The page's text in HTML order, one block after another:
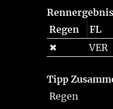
Regen
FL
✖
VER
Tipp
Regen